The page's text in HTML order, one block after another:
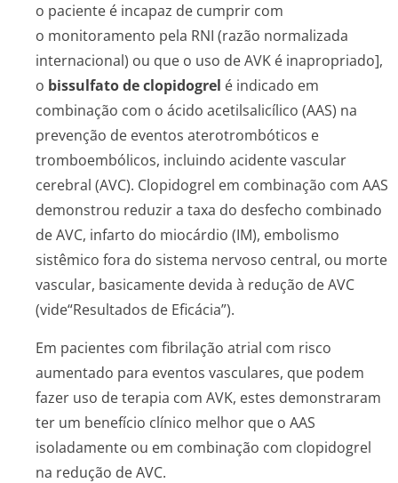
o paciente é incapaz de cumprir com
o monitoramento pela RNI (razão normalizada
internacional) ou que o uso de AVK é inapropriado],
o bissulfato de clopidogrel é indicado em
combinação com o ácido acetilsalicílico (AAS) na
prevenção de eventos aterotrombóticos e
tromboembólicos, incluindo acidente vascular
cerebral (AVC). Clopidogrel em combinação com AAS
demonstrou reduzir a taxa do desfecho combinado
de AVC, infarto do miocárdio (IM), embolismo
sistêmico fora do sistema nervoso central, ou morte
vascular, basicamente devida à redução de AVC
(vide“Resultados de Eficácia”).
Em pacientes com fibrilação atrial com risco
aumentado para eventos vasculares, que podem
fazer uso de terapia com AVK, estes demonstraram
ter um benefício clínico melhor que o AAS
isoladamente ou em combinação com clopidogrel
na redução de AVC.